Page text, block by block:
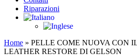
Riparazioni
Home » PELLE COME NUOVA CON
LEATHER RESTORE DI GELSON